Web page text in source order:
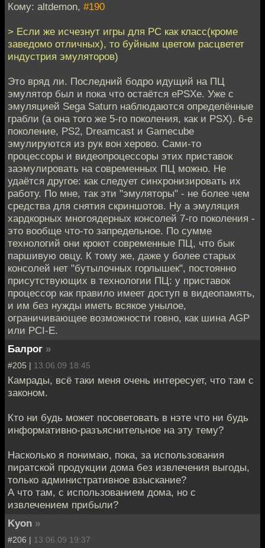
Кому: altdemon, #190
> Если же исчезнут игры для PC как класс(кроме
заведомо отличных), то буйным цветом расцветет
индустрия эмуляторов)
Это вряд ли. Последний бодро идущий на ПЦ
эмулятор был и пока что остаётся ePSXe. Уже с
эмуляцией Sega Saturn наблюдаются определённые
грабли (а она того же 5-го поколения, как и PSX). 6-е
поколение, PS2, Dreamcast и Gamecube
эмулируются из рук вон херово. Сами-то
процессоры и видеопроцессоры этих приставок
заэмулировать на современных ПЦ можно. Не
удаётся другое: как следует синхронизировать их
работу. По мне, так эти "эмуляторы" - не более чем
средства для снятия скриншотов. Ну а эмуляция
хардкорных многоядерных консолей 7-го поколения -
это вообще что-то запредельное. По сумме
технологий они кроют современные ПЦ, что бык
паршивую овцу. К тому же, даже у более старых
консолей нет "бутылочных горлышек", постоянно
присутствующих в технологии ПЦ: у приставок
процессор как правило имеет доступ в видеопамять,
и им без нужды иметь всякое унылое,
ограничивающее возможности говно, как шина AGP
или PCI-E.
Балрог »
#205 | 13.06.09 18:45
Камрады, всё таки меня очень интересует, что там с
законом.
Кто ни будь может посоветовать в нэте что ни будь
информативно-разъяснительное на эту тему?
Насколько я понимаю, пока, за использования
пиратской продукции дома без извлечения выгоды,
только административное взыскание?
А что там, с использованием дома, но с
извлечением прибыли?
Kyon »
#206 | 13.06.09 19:37